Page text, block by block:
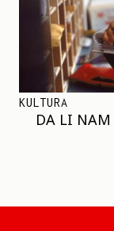
KULTURA
DA LI NAM